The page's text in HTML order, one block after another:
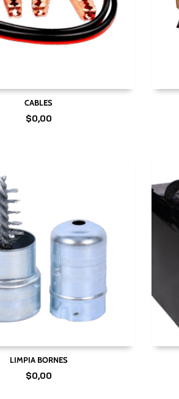
CABLES
$0,00
LIMPIA BORNES
$0,00